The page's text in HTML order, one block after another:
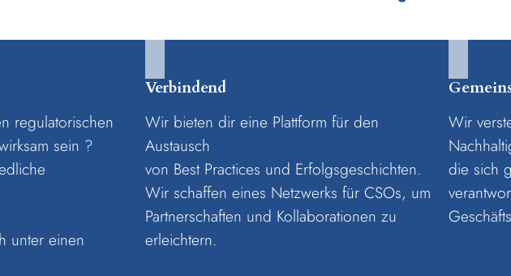
regulatorischen
sein ?
unter einen
Verbindend
Wir bieten dir eine Plattform für den
Austausch
von Best Practices und Erfolgsgeschichten.
Wir schaffen eines Netzwerks für CSOs, um
Partnerschaften und Kollaborationen zu
erleichtern.
Wir
die sich